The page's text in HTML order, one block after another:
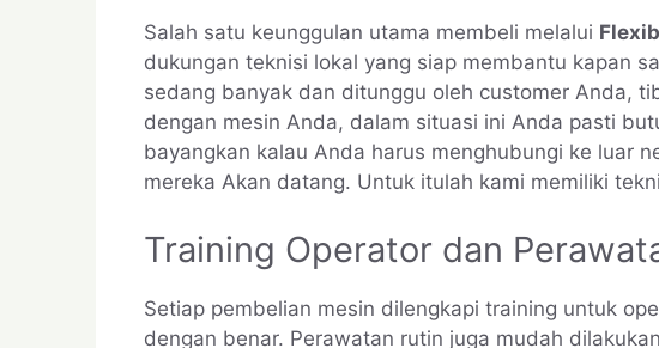
Salah satu keunggulan utama membeli melalui
dukungan teknisi lokal yang siap membantu kapan
sedang banyak dan ditunggu oleh customer Anda,
dengan mesin Anda, dalam situasi ini Anda pasti
bayangkan kalau Anda harus menghubungi ke luar
mereka Akan datang. Untuk itulah kami memiliki
Training Operator dan
Setiap pembelian mesin dilengkapi training untuk
dengan benar. Perawatan rutin juga mudah